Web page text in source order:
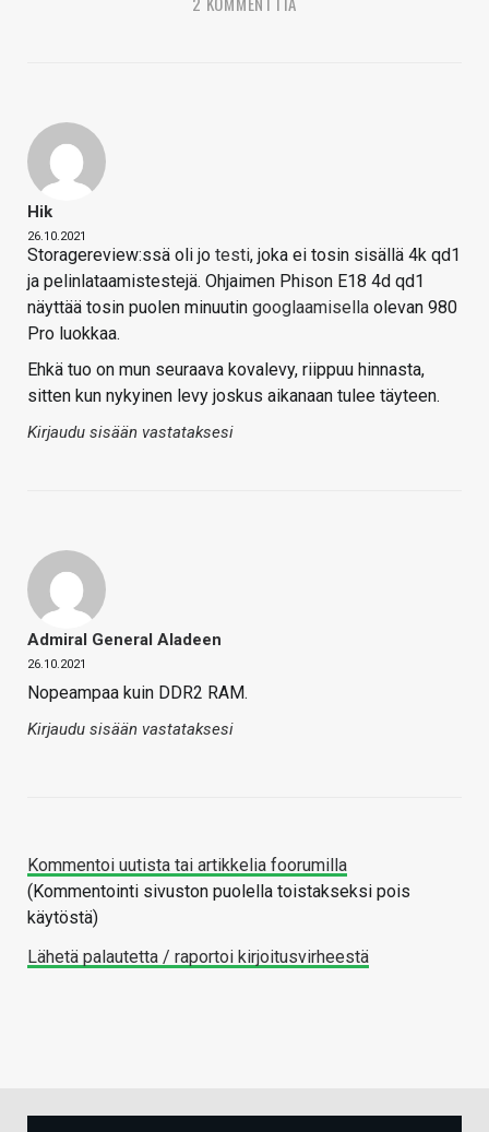
Hik
26.10.2021
Storagereview:ssä oli jo testi, joka ei tosin sisällä 4k qd1
ja pelinlataamistestejä. Ohjaimen Phison E18 4d qd1
näyttää tosin puolen minuutin googlaamisella olevan 980
Pro luokkaa.
Ehkä tuo on mun seuraava kovalevy, riippuu hinnasta,
sitten kun nykyinen levy joskus aikanaan tulee täyteen.
Kirjaudu sisään vastataksesi
Admiral General Aladeen
26.10.2021
Nopeampaa kuin DDR2 RAM.
Kirjaudu sisään vastataksesi
Kommentoi uutista tai artikkelia foorumilla
(Kommentointi sivuston puolella toistakseksi pois
käytöstä)
Lähetä palautetta / raportoi kirjoitusvirheestä